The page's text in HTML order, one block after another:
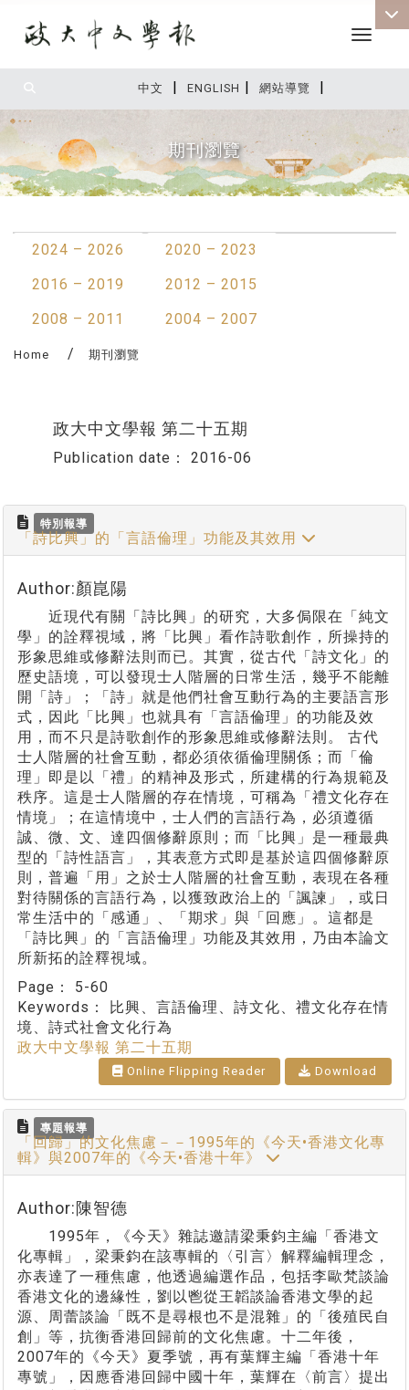
中文 | ENGLISH | 網站導覽 |
Toggle
期刊瀏覽
2024 – 2026
2020 – 2023
2016 – 2019
2012 – 2015
2008 – 2011
2004 – 2007
Home 期刊瀏覽
政大中文學報 第二十五期
Publication date： 2016-06
特別報導
「詩比興」的「言語倫理」功能及其效用
Author:顏崑陽
近現代有關「詩比興」的研究，大多侷限在「純文
學」的詮釋視域，將「比興」看作詩歌創作，所操持的
形象思維或修辭法則而已。其實，從古代「詩文化」的
歷史語境，可以發現士人階層的日常生活，幾乎不能離
開「詩」；「詩」就是他們社會互動行為的主要語言形
式，因此「比興」也就具有「言語倫理」的功能及效
用，而不只是詩歌創作的形象思維或修辭法則。 古代
士人階層的社會互動，都必須依循倫理關係；而「倫
理」即是以「禮」的精神及形式，所建構的行為規範及
秩序。這是士人階層的存在情境，可稱為「禮文化存在
情境」；在這情境中，士人們的言語行為，必須遵循
誠、微、文、達四個修辭原則；而「比興」是一種最典
型的「詩性語言」，其表意方式即是基於這四個修辭原
則，普遍「用」之於士人階層的社會互動，表現在各種
對待關係的言語行為，以獲致政治上的「諷諫」，或日
常生活中的「感通」、「期求」與「回應」。這都是
「詩比興」的「言語倫理」功能及其效用，乃由本論文
所新拓的詮釋視域。
Page： 5-60
Keywords：
比興、言語倫理、詩文化、禮文化存在情
境、詩式社會文化行為
政大中文學報 第二十五期
Online Flipping Reader Download
專題報導
「回歸」的文化焦慮－－1995年的《今天•香港文化專
輯》與2007年的《今天•香港十年》
Author:陳智德
1995年，《今天》雜誌邀請梁秉鈞主編「香港文
化專輯」，梁秉鈞在該專輯的〈引言〉解釋編輯理念，
亦表達了一種焦慮，他透過編選作品，包括李歐梵談論
香港文化的邊緣性，劉以鬯從王韜談論香港文學的起
源、周蕾談論「既不是尋根也不是混雜」的「後殖民自
創」等，抗衡香港回歸前的文化焦慮。十二年後，
2007年的《今天》夏季號，再有葉輝主編「香港十年
專號」，因應香港回歸中國十年，葉輝在〈前言〉提出